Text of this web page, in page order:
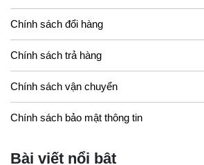
Chính sách đổi hàng
Chính sách trả hàng
Chính sách vận chuyển
Chính sách bảo mật thông tin
Bài viết nổi bật